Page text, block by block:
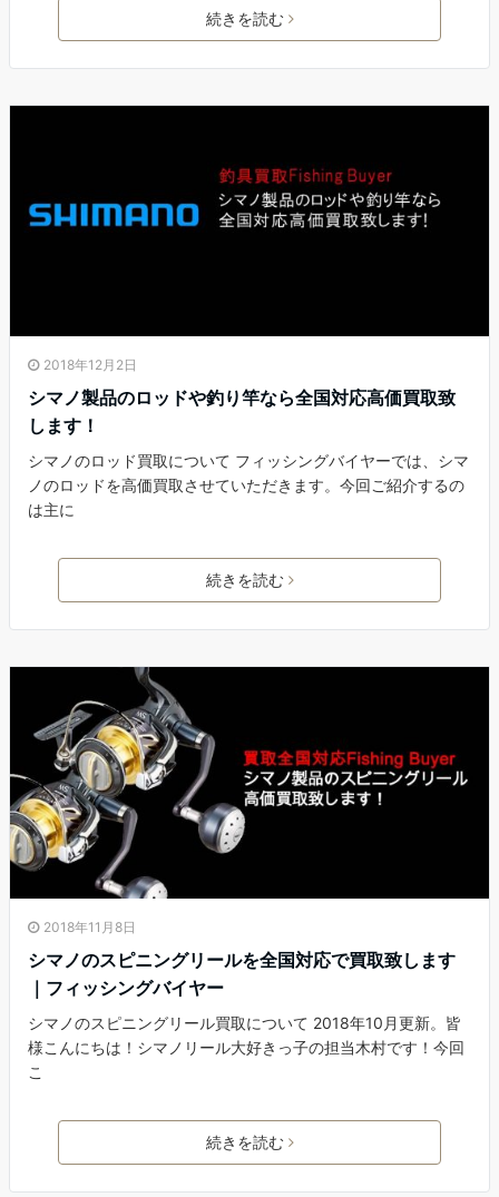
続きを読む
2018年12月2日
シマノ製品のロッドや釣り竿なら全国対応高価買取致
します！
シマノのロッド買取について フィッシングバイヤーでは、シマ
ノのロッドを高価買取させていただきます。今回ご紹介するの
は主に
続きを読む
2018年11月8日
シマノのスピニングリールを全国対応で買取致します
｜フィッシングバイヤー
シマノのスピニングリール買取について 2018年10月更新。皆
様こんにちは！シマノリール大好きっ子の担当木村です！今回
こ
続きを読む